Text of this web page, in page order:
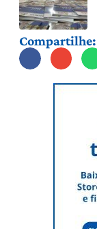
Compartilhe: